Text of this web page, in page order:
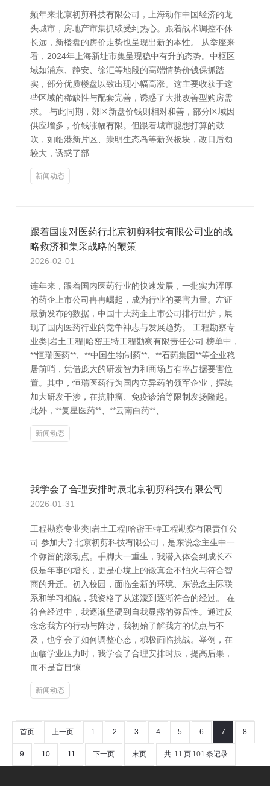
频年来北京初剪科技有限公司，上海动作中国经济的龙
头城市，房地产市集抓续受到热心。跟着战术调控不休
长远，新楼盘的房价走势也呈现出新的本性。 从举座来
看，2024年上海新址市集呈现稳中有升的态势。中枢区
域如浦东、静安、徐汇等地段的高端情势价钱保抓踏
实，部分优质楼盘以致出现小幅高涨。这主要收获于这
些区域的稀缺性与配套完善，诱惑了大批改善型购房需
求。 与此同期，郊区新盘价钱则相对和善，部分区域因
供应增多，价钱涨幅有限。但跟着城市臆想打算的鼓
吹，如临港新片区、崇明生态岛等新兴板块，改日后劲
较大，诱惑了部
新闻动态
跟着国度对医药行北京初剪科技有限公司业的战
略救济和集采战略的鞭策
2026-02-01
连年来，跟着国内医药行业的快速发展，一批实力浑厚
的药企上市公司冉冉崛起，成为行业的要害力量。左证
最新发布的数据，中国十大药企上市公司排行出炉，展
现了国内医药行业的竞争神志与发展趋势。 工程勘察专
业类|岩土工程|哈密王特工程勘察有限责任公司 榜单中，
**恒瑞医药**、**中国生物制药**、**石药集团**等企业稳
居前哨，凭借庞大的研发智力和商场占有率占据要害位
置。其中，恒瑞医药行为国内立异药的领军企业，握续
加大研发干涉，在抗肿瘤、免疫诊治等限制发扬隆起。
此外，**复星医药**、**云南白药**、
新闻动态
我学会了合理安排时辰北京初剪科技有限公司
2026-01-31
工程勘察专业类|岩土工程|哈密王特工程勘察有限责任公
司 参加大学北京初剪科技有限公司，是东说念主生中一
个弥留的滚动点。手脚大一重生，我潜入体会到成长不
仅是年事的增长，更是心境上的锻真金不怕火与符合智
商的升迁。初入校园，面临全新的环境、东说念主际联
系和学习相貌，我资格了从迷濛到逐渐符合的经过。 在
符合经过中，我逐渐坚硬到自我显露的弥留性。通过反
念念我方的行动与阵势，我初始了解我方的优点与不
及，也学会了如何调整心态，积极面临挑战。举例，在
面临学业压力时，我学会了合理安排时辰，提高后果，
而不是盲目惊
新闻动态
首页 上一页 1 2 3 4 5 6 7 8
9 10 11 下一页 末页 共 11 页 101 条记录